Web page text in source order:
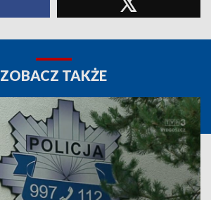
ZOBACZ TAKŻE